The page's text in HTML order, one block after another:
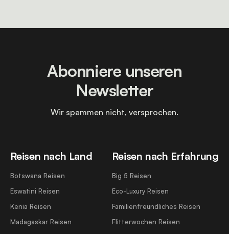
Reisen nach Land
Botswana Reisen
Eswatini Reisen
Kenia Reisen
Madagaskar Reisen
Reisen nach Erfahrung
Big 5 Reisen
Eco-Luxury Reisen
Familienfreundliches Reisen
Flitterwochen Reisen
Abonniere unseren
Newsletter
Wir spammen nicht, versprochen.